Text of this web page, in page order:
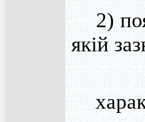
2)
якій